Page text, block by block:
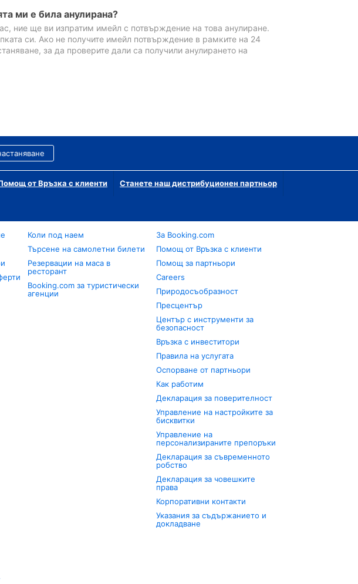
ми е била анулирана?
ние ще ви изпратим имейл с потвърждение на това анулиране.
си. Ако не получите имейл потвърждение в рамките на 24
за да проверите дали са получили анулирането на
от Връзка с клиенти Станете наш дистрибуционен партньор
Коли под наем
Търсене на самолетни билети
Резервации на маса в
ресторант
Booking.com за туристически
агенции
За Booking.com
Помощ от Връзка с клиенти
Помощ за партньори
Careers
Природосъобразност
Пресцентър
Център с инструменти за
безопасност
Връзка с инвеститори
Правила на услугата
Оспорване от партньори
Как работим
Декларация за поверителност
Управление на настройките за
бисквитки
Управление на
персонализираните препоръки
Декларация за съвременното
робство
Декларация за човешките
права
Корпоративни контакти
Указания за съдържанието и
докладване